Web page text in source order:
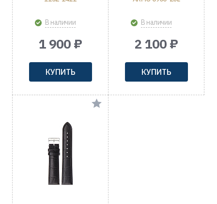
В наличии
1 900 ₽
КУПИТЬ
В наличии
2 100 ₽
КУПИТЬ